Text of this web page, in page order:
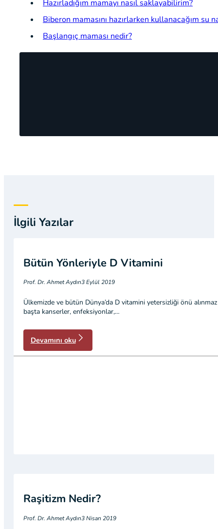
Hazırladığım mamayı nasıl saklayabilirim?
Biberon mamasını hazırlarken kullanacağım su
Başlangıç maması nedir?
İlgili Yazılar
Bütün Yönleriyle D Vitamini
Prof. Dr. Ahmet Aydın3 Eylül 2019
Ülkemizde ve bütün Dünya’da D vitamini yetersizliği önü
başta kanserler, enfeksiyonlar,…
Devamını oku
Raşitizm Nedir?
Prof. Dr. Ahmet Aydın3 Nisan 2019